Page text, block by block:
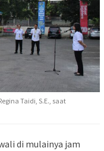
Taidi, S.E., saat
di mulainya jam